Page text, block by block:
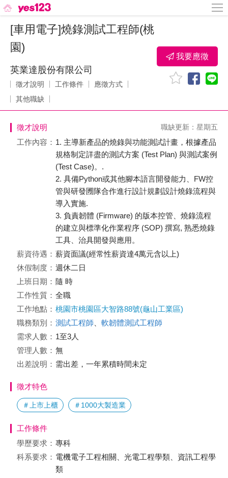
[車用電子]燒錄測試工程師(桃
園)
英業達股份有限公司
徵才說明 工作條件
應徵方式
其他職缺
我要應徵
徵才說明 職缺更新：星期五
工作內容： 1. 主導新產品的燒錄與功能測試計畫，根據產品
規格制定詳盡的測試方案 (Test Plan) 與測試案例
(Test Case)。.
2. 具備Python或其他腳本語言開發能力、FW控
管與研發圑隊合作進行設計規劃設計燒錄流程與
導入實施.
3. 負責韌體 (Firmware) 的版本控管、燒錄流程
的建立與標準化作業程序 (SOP) 撰寫, 熟悉燒錄
工具、治具開發與應用。
薪資待遇： 薪資面議(經常性薪資達4萬元含以上)
休假制度： 週休二日
上班日期： 隨 時
工作性質： 全職
工作地點： 桃園市桃園區大智路88號(龜山工業區)
職務類別： 測試工程師
軟韌體測試工程師
需求人數： 1至3人
管理人數： 無
出差說明： 需出差，一年累積時間未定
徵才特色
＃上市上櫃 ＃1000大製造業
工作條件
學歷要求： 專科
科系要求： 電機電子工程相關、光電工程學類、資訊工程學
類